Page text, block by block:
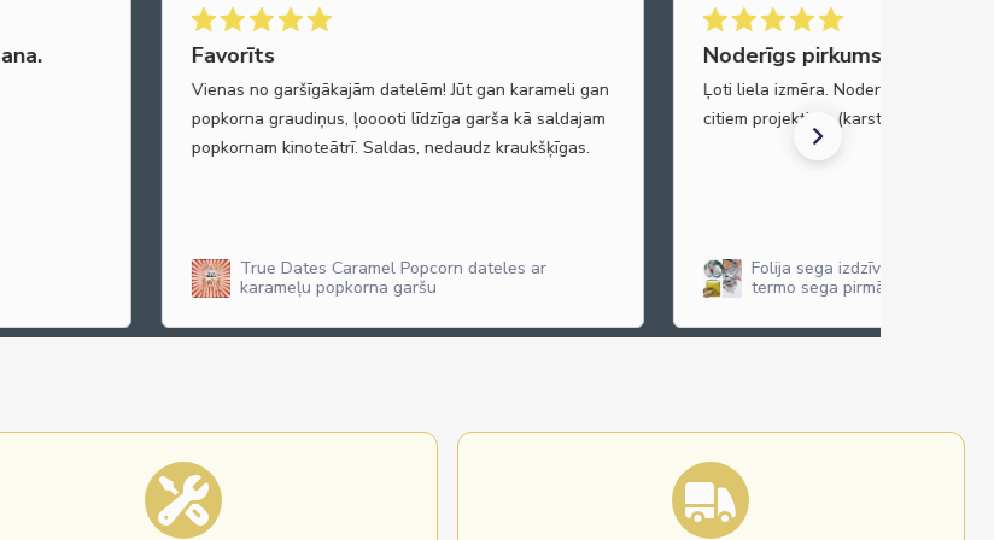
Favorīts
Vienas no garšīgākajām datelēm! Jūt gan karameli gan
popkorna graudiņus, ļooooti līdzīga garša kā saldajam
popkornam kinoteātrī. Saldas, nedaudz kraukšķīgas.
True Dates Caramel Popcorn dateles ar
karameļu popkorna garšu
Noderīgs pirkums
Ļoti liela izmēra. Noder gan kā drošības
citiem projektiem (karstā laikā arī
Folija sega izdzīvošanas sega
termo sega pirmās palīdzības